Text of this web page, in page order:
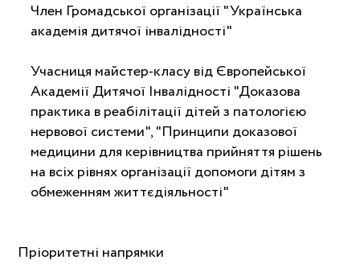
Член Громадської організації "Українська
академія дитячої інвалідності"
Учасниця майстер-класу від Європейської
Академії Дитячої Інвалідності "Доказова
практика в реабілітації дітей з патологією
нервової системи", "Принципи доказової
медицини для керівництва прийняття рішень
на всіх рівнях організації допомоги дітям з
обмеженням життєдіяльності"
Пріоритетні напрямки